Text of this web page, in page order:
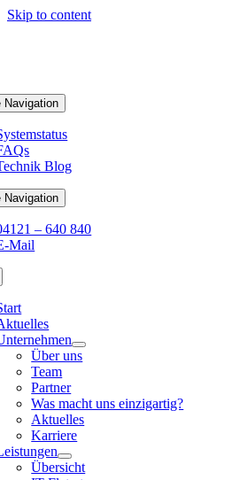
Skip to content
Navigation
Blog
Navigation
– 640 840
Mail
Über uns
Team
Partner
Was macht uns einzigartig?
Aktuelles
Karriere
Übersicht